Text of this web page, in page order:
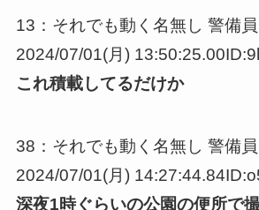
13：それでも動く名無し 警備員
2024/07/01(月)
これ積載してるだけか
38：それでも動く名無し 警備員
2024/07/01(月)
深夜1時ぐらいの公園の便所で